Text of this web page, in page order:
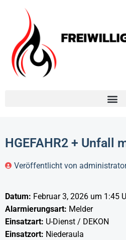
HGEFAHR2 + Unfall
Veröffentlicht von
Datum: Februar 3, 2026 um 1:45
Alarmierungsart: Melder
Einsatzart: U-Dienst / DEKON
Einsatzort: Niederaula